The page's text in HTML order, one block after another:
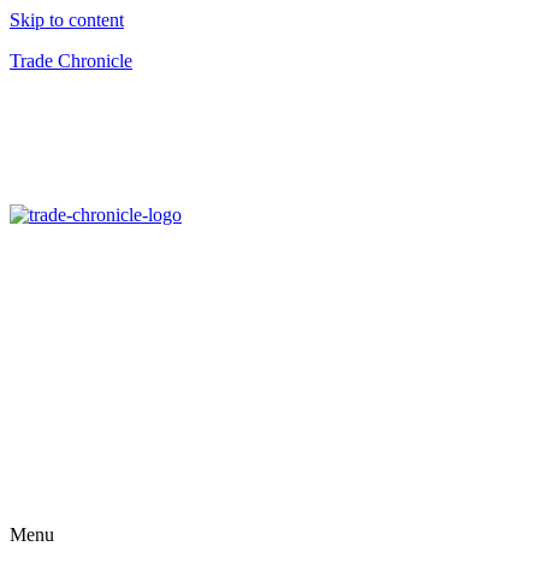
Skip to content
Trade Chronicle
Menu